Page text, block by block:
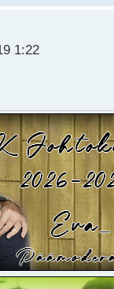
1:22